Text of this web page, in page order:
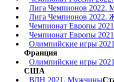
Лига Чемпионов 2022.
Лига Чемпионов 2022.
Чемпионат Европы
Чемпионат Европы
Олимпийские игры
Франция
Олимпийские игры
США
ВЛН 2021. Мужчины